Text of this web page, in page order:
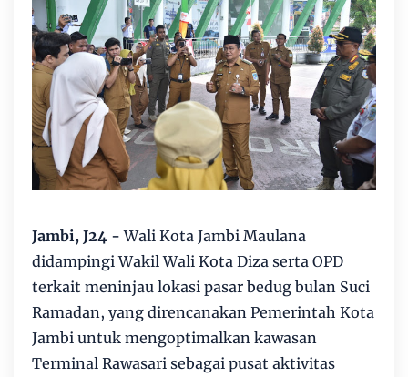
Jambi, J24 - Wali Kota Jambi Maulana
didampingi Wakil Wali Kota Diza serta OPD
terkait meninjau lokasi pasar bedug bulan Suci
Ramadan, yang direncanakan Pemerintah Kota
Jambi untuk mengoptimalkan kawasan
Terminal Rawasari sebagai pusat aktivitas